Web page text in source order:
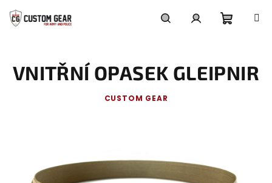
na
obsah
košík
VNITŘNÍ OPASEK GLEIPNIR
CUSTOM GEAR